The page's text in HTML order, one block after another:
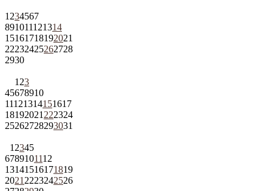
1 234567
891011121314
15161718192021
22232425262728
2930
1 23
45678910
11121314151617
18192021 222324
25262728293031
1 2345
6789101112
13141516171819
2021 2223242526